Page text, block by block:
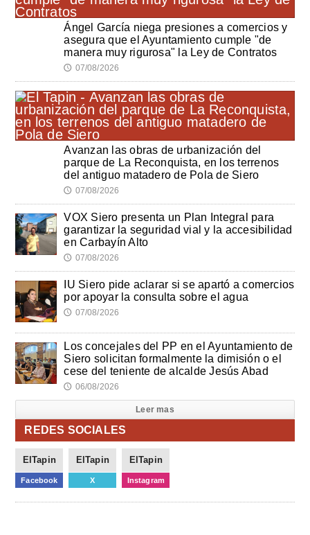
Ángel García niega presiones a comercios y
asegura que el Ayuntamiento cumple "de
manera muy rigurosa" la Ley de Contratos
🕔 07/08/2026
Avanzan las obras de urbanización del
parque de La Reconquista, en los terrenos
del antiguo matadero de Pola de Siero
🕔 07/08/2026
VOX Siero presenta un Plan Integral para
garantizar la seguridad vial y la accesibilidad
en Carbayín Alto
🕔 07/08/2026
IU Siero pide aclarar si se apartó a comercios
por apoyar la consulta sobre el agua
🕔 07/08/2026
Los concejales del PP en el Ayuntamiento de
Siero solicitan formalmente la dimisión o el
cese del teniente de alcalde Jesús Abad
🕔 06/08/2026
Leer mas
REDES SOCIALES
ElTapin
Facebook
ElTapin
X
ElTapin
Instagram